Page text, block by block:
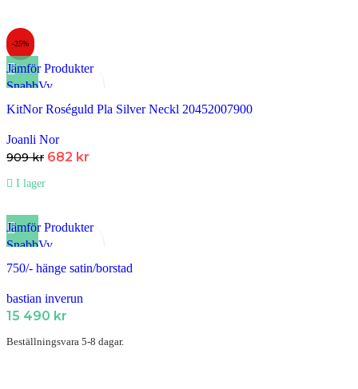
-25%
Jämför Produkter
SnabbVy
Lägg till i Favoriter
KitNor Roséguld Pla Silver Neckl 20452007900
Joanli Nor
909kr 682 kr
I lager
Jämför Produkter
SnabbVy
Lägg till i Favoriter
750/- hänge satin/borstad
bastian inverun
15 490 kr
Beställningsvara 5-8 dagar.